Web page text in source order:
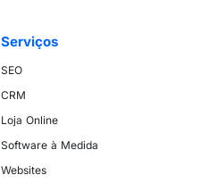
Serviços
SEO
CRM
Loja Online
Software à Medida
Websites